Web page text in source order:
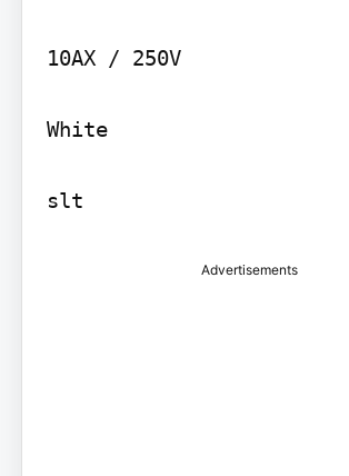
10AX / 250V
White
slt
Advertisements